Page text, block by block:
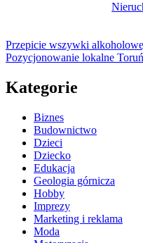
Przepicie wszywki
Pozycjonowanie lokalne Toruń
Kategorie
Biznes
Budownictwo
Dzieci
Dziecko
Edukacja
Geologia górnicza
Hobby
Imprezy
Marketing i reklama
Moda